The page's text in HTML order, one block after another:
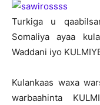
Turkiga u
Somaliya ayaa
Waddani iyo
Kulankaas waxa
warbaahinta